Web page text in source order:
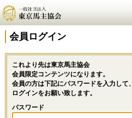
会員ログイン
これより先は東京馬主協会
会員限定コンテンツになります。
会員の方は下記にパスワードを入力して、
ログインをお願い致します。
パスワード